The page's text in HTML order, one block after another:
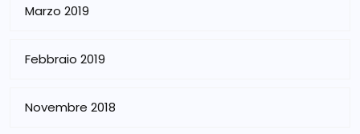
Marzo 2019
Febbraio 2019
Novembre 2018